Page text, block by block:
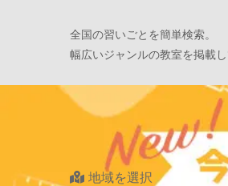
new! 【鶴見の受験生必見】偏差
new! 心を育てる時間は今！1歳2
情操教育ってつまり何？
い
【オンライン開催】夏休みの作
全国の習いごとを簡単検索。
幅広いジャンルの教室を掲載し
Find Your School
地域を選択